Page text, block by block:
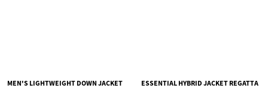
MEN'S LIGHTWEIGHT DOWN JACKET
ESSENTIAL HYBRID JACKET REGATTA